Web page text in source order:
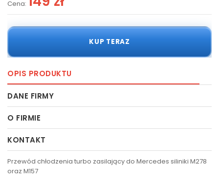
Cena:
KUP TERAZ
OPIS PRODUKTU
DANE FIRMY
O FIRMIE
KONTAKT
Przewód chłodzenia turbo zasilający do Mercedes siliniki M278
oraz M157